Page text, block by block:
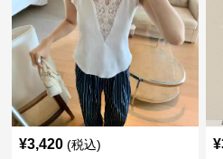
¥3,420 (税込) ¥